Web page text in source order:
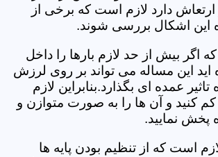
دارد لازم است که برخی از
این اشکال بررسی شوند.
اگر بیش از حد لازم بارها را داخل
اید این مساله می تواند بر روی لرزش
عمده ای بگذارد.بنابراین لازم
کنید و آن ها را به صورت متوازن و
پخش نمایید.
است که از تنظیم بودن پایه ها